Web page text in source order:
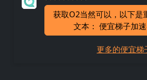
获取O2当然可以，以下是
文本： 便宜梯子加
更多的便宜梯